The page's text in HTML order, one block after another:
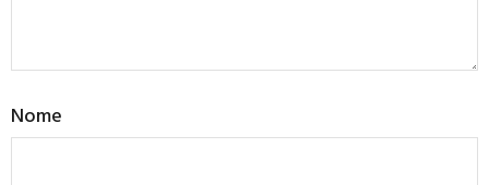
Nome